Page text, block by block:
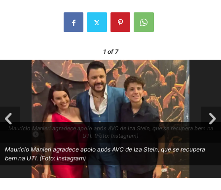
1of 7
Maurício Manieri agradece apoio após AVC de Iza Stein, que se recupera bem na
UTI. (Foto: Instagram)
Maurício Manieri agradece apoio após AVC de Iza Stein, que se recupera
bem na UTI. (Foto: Instagram)